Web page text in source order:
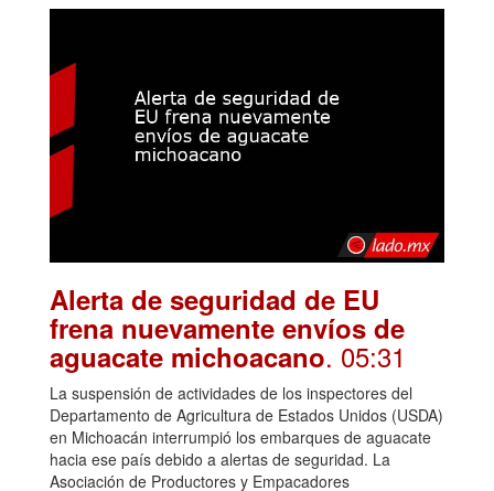
Alerta de seguridad de EU
frena nuevamente envíos de
aguacate michoacano. 05:31
La suspensión de actividades de los inspectores del
Departamento de Agricultura de Estados Unidos (USDA)
en Michoacán interrumpió los embarques de aguacate
hacia ese país debido a alertas de seguridad. La
Asociación de Productores y Empacadores